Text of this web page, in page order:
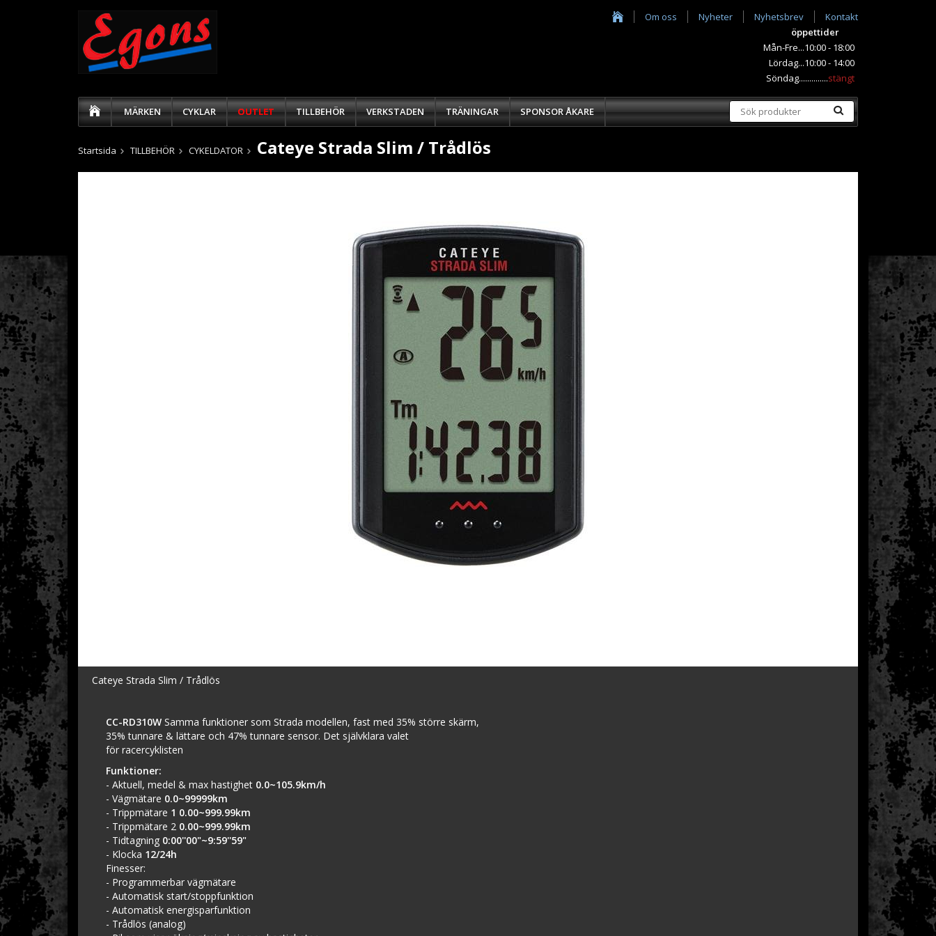
Om oss Nyheter Nyhetsbrev
Kontakt
öppettider
Mån-Fre...10:00 - 18:00
Lördag...10:00 - 14:00
Söndag..............stängt
MÄRKEN CYKLAR OUTLET TILLBEHÖR VERKSTADEN TRÄNINGAR SPONSOR ÅKARE
Startsida TILLBEHÖR CYKELDATOR Cateye Strada Slim / Trådlös
Cateye Strada Slim / Trådlös
CC-RD310W Samma funktioner som Strada modellen, fast med 35% större skärm,
35% tunnare & lättare och 47% tunnare sensor. Det självklara valet
för racercyklisten
Funktioner:
- Aktuell, medel & max hastighet 0.0~105.9km/h
- Vägmätare 0.0~99999km
- Trippmätare 1 0.00~999.99km
- Trippmätare 2 0.00~999.99km
- Tidtagning 0:00''00"~9:59''59"
- Klocka 12/24h
Finesser:
- Programmerbar vägmätare
- Automatisk start/stoppfunktion
- Automatisk energisparfunktion
- Trådlös (analog)